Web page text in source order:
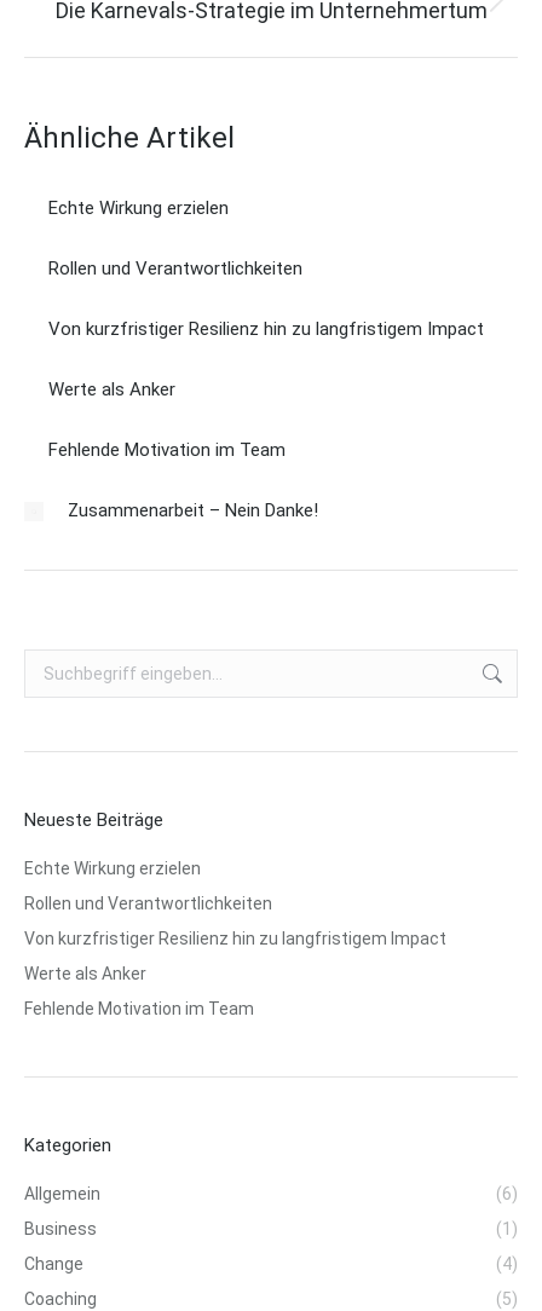
a
i
Next
Die Karnevals-Strategie im Unternehmertum
Ähnliche Artikel
Echte Wirkung erzielen
Rollen und Verantwortlichkeiten
Von kurzfristiger Resilienz hin zu langfristigem Impact
Werte als Anker
Fehlende Motivation im Team
Zusammenarbeit – Nein Danke!
Search:
Neueste Beiträge
Echte Wirkung erzielen
Rollen und Verantwortlichkeiten
Von kurzfristiger Resilienz hin zu langfristigem Impact
Werte als Anker
Fehlende Motivation im Team
Kategorien
Allgemein
(6)
Business
(1)
Change
(4)
Coaching
(5)